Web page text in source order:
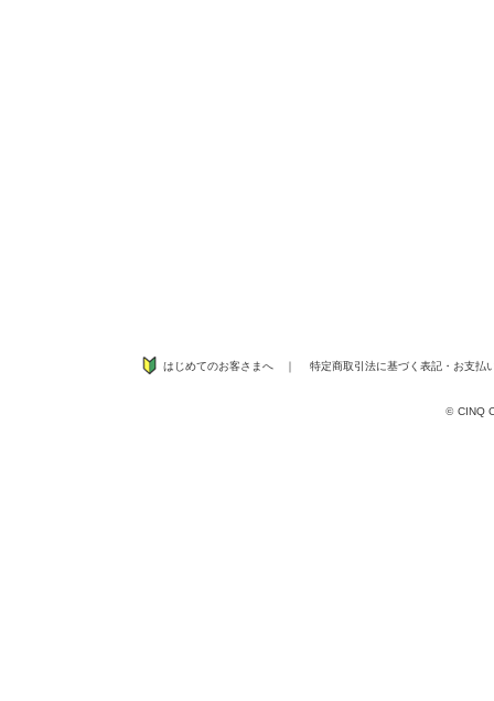
はじめてのお客さまへ ｜ 特定商取引法に基づく表記 ・ お支払
© CINQ